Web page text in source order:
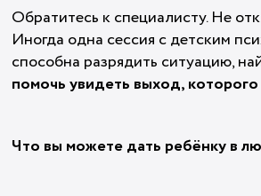
Обратитесь к специалисту. Не
Иногда одна сессия с детским
способна разрядить ситуацию,
помочь увидеть выход,
Что вы можете дать ребёнку в